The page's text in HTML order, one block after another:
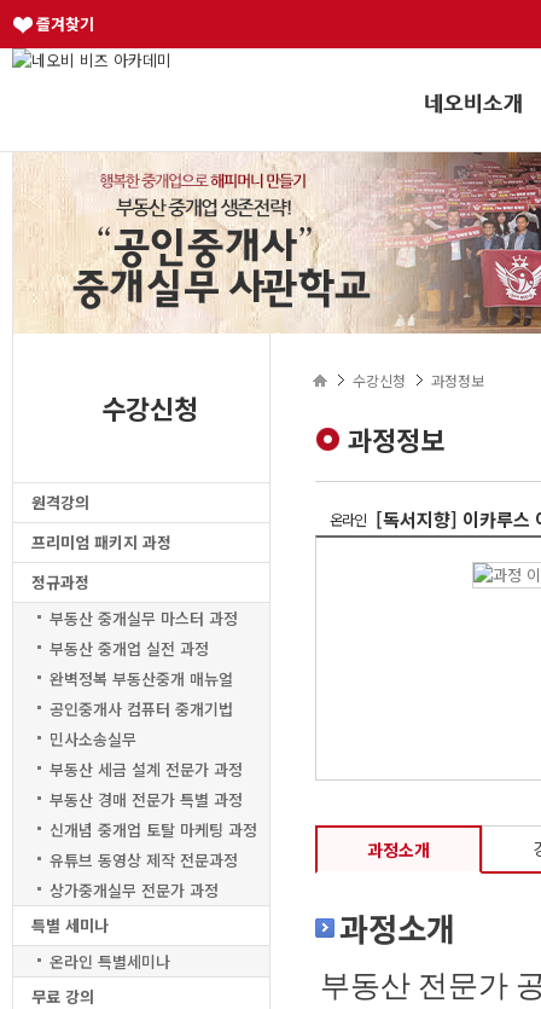
즐겨찾기
수강신청
원격강의
프리미엄 패키지 과정
정규과정
부동산 중개실무 마스터 과정
부동산 중개업 실전 과정
완벽정복 부동산중개 매뉴얼
공인중개사 컴퓨터 중개기법
민사소송실무
부동산 세금 설계 전문가 과정
부동산 경매 전문가 특별 과정
신개념 중개업 토탈 마케팅 과정
유튜브 동영상 제작 전문과정
상가중개실무 전문가 과정
특별 세미나
온라인 특별세미나
무료 강의
수강신청 과정정보
과정정보
온라인 [독서지향] 이카루스
과정소개
과정소개
부동산 전문가